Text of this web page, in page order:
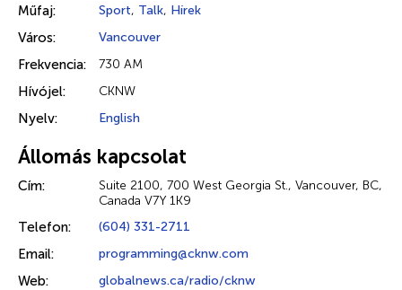
Műfaj: Sport, Talk, Hírek
Város: Vancouver
Frekvencia: 730 AM
Hívójel: CKNW
Nyelv: English
Állomás kapcsolat
Cím:
Suite 2100, 700 West Georgia St., Vancouver, BC,
Canada V7Y 1K9
Telefon: (604) 331-2711
Email: programming@cknw.com
Web: globalnews.ca/radio/cknw